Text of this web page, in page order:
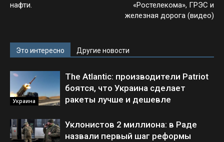
нафти.
«Ростелекома», ГРЭС и
железная дорога (видео)
Это интересно Другие новости
Украина
The Atlantic: производители Patriot
боятся, что Украина сделает
ракеты лучше и дешевле
Уклонистов 2 миллиона: в Раде
назвали первый шаг реформы